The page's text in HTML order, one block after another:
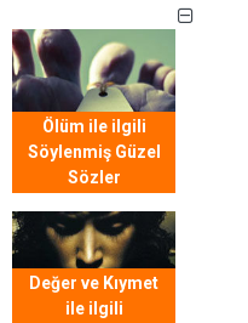
Ölüm ile ilgili
Söylenmiş Güzel
Sözler
Değer ve Kıymet
ile ilgili